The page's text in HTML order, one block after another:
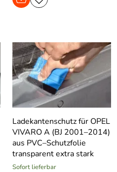
Ladekantenschutz für OPEL
VIVARO A (BJ 2001–2014)
aus PVC–Schutzfolie
transparent extra stark
Sofort lieferbar